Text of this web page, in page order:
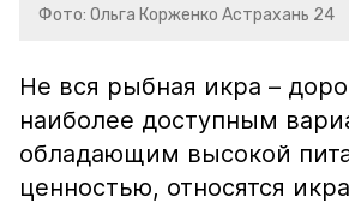
Фото: Ольга Корженко Астрахань 24
Не вся рыбная икра –
наиболее доступным
обладающим высокой
ценностью, относятся